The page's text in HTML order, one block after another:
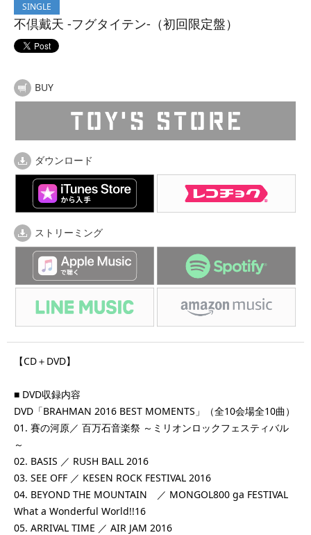
SINGLE
不倶戴天 -フグタイテン-（初回限定盤）
BUY
ダウンロード
ストリーミング
【CD＋DVD】
■ DVD収録内容
DVD「BRAHMAN 2016 BEST MOMENTS」（全10会場全10曲）
01. 賽の河原／ 百万石音楽祭 ～ミリオンロックフェスティバル
～
02. BASIS ／ RUSH BALL 2016
03. SEE OFF ／ KESEN ROCK FESTIVAL 2016
04. BEYOND THE MOUNTAIN ／ MONGOL800 ga FESTIVAL
What a Wonderful World!!16
05. ARRIVAL TIME ／ AIR JAM 2016